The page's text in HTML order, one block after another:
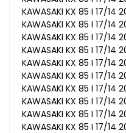
KAWASAKI KX 85 I 17/
KAWASAKI KX 85 I 17/14
KAWASAKI KX 85 I 17/14
KAWASAKI KX 85 I 17/14
KAWASAKI KX 85 I 17/
KAWASAKI KX 85 I 17/
KAWASAKI KX 85 I 17/
KAWASAKI KX 85 I 17/
KAWASAKI KX 85 I 17/
KAWASAKI KX 85 I 17/